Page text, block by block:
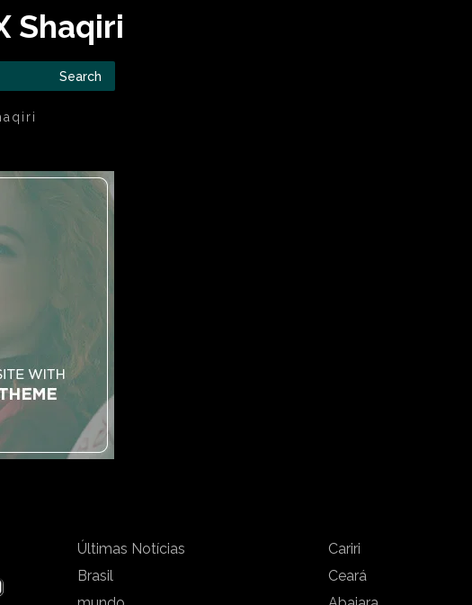
Shaqiri
Search
Últimas Notícias
Brasil
Cariri
Ceará